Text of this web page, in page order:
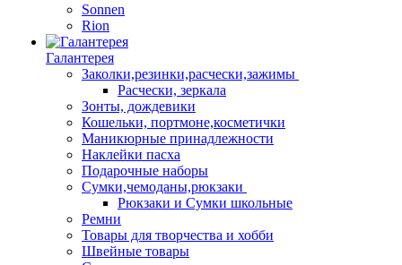
Sonnen
Rion
Галантерея
Заколки,резинки,расчески,зажимы
Расчески, зеркала
Зонты, дождевики
Кошельки, портмоне,косметички
Маникюрные принадлежности
Наклейки пасха
Подарочные наборы
Сумки,чемоданы,рюкзаки
Рюкзаки и Сумки школьные
Ремни
Товары для творчества и хобби
Швейные товары